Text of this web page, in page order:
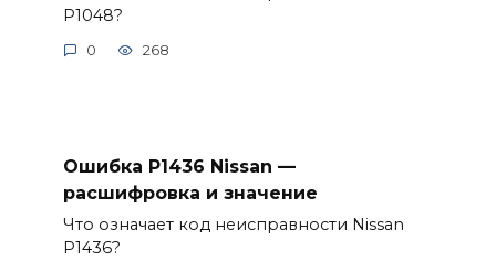
P1048?
0 268
Ошибка P1436 Nissan —
расшифровка и значение
Что означает код неисправности Nissan
P1436?